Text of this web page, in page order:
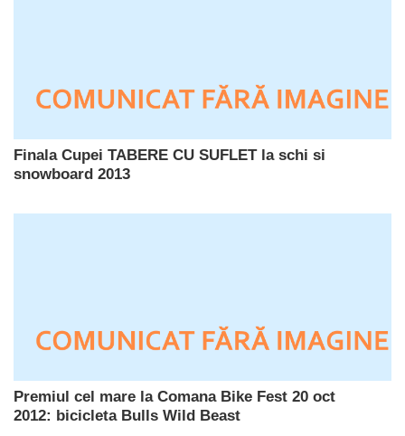
Finala Cupei TABERE CU SUFLET la schi si
snowboard 2013
Premiul cel mare la Comana Bike Fest 20 oct
2012: bicicleta Bulls Wild Beast